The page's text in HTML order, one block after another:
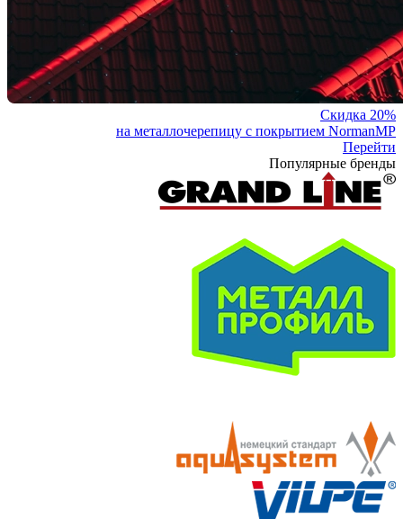
Скидка 20%
на металлочерепицу с покрытием NormanMP
Перейти
Популярные бренды